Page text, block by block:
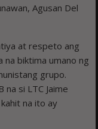
Agusan Del
at respeto ang
na biktima umano ng
grupo.
si LTC Jaime
na ito ay